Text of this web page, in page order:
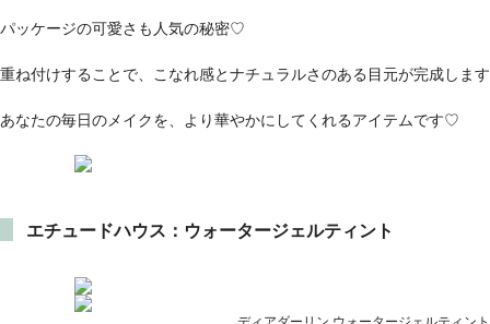
パッケージの可愛さも人気の秘密♡
重ね付けすることで、こなれ感とナチュラルさのある目元が完成しま
あなたの毎日のメイクを、より華やかにしてくれるアイテムです♡
エチュードハウス：ウォータージェルティント